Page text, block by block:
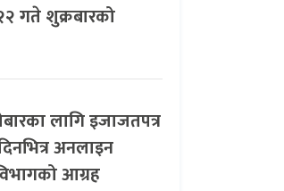
गते शुक्रबारको
लागि इजाजतपत्र
अनलाइन
आग्रह